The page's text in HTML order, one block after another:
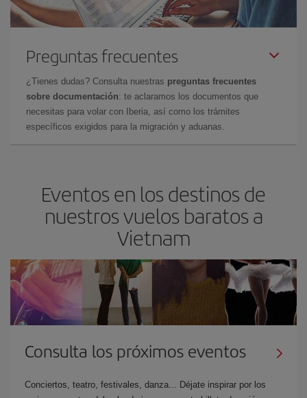
Preguntas frecuentes
¿Tienes dudas? Consulta nuestras preguntas frecuentes
sobre documentación: te aclaramos los documentos que
necesitas para volar con Iberia, así como los trámites
específicos exigidos para la migración y aduanas.
Eventos en los destinos de
nuestros vuelos baratos a
Vietnam
Consulta los próximos eventos
Conciertos, teatro, festivales, danza... Déjate inspirar por los